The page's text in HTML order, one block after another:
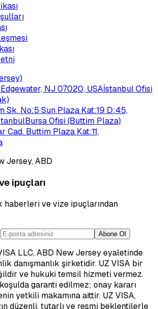
NJ 07020, USAİstanbul Ofisi
Sk. No:5 Sun Plaza Kat:19 D:45,
Bursa Ofisi (Buttim Plaza)
Cad. Buttim Plaza Kat:11,
Jersey, ABD
ipuçları
haberleri ve vize ipuçlarından
Abone Ol
LLC, ABD New Jersey eyaletinde
danışmanlık şirketidir. UZ VISA bir
ve hukuki temsil hizmeti vermez.
garanti edilmez; onay kararı
yetkili makamına aittir. UZ VISA,
düzenli, tutarlı ve resmi beklentilerle